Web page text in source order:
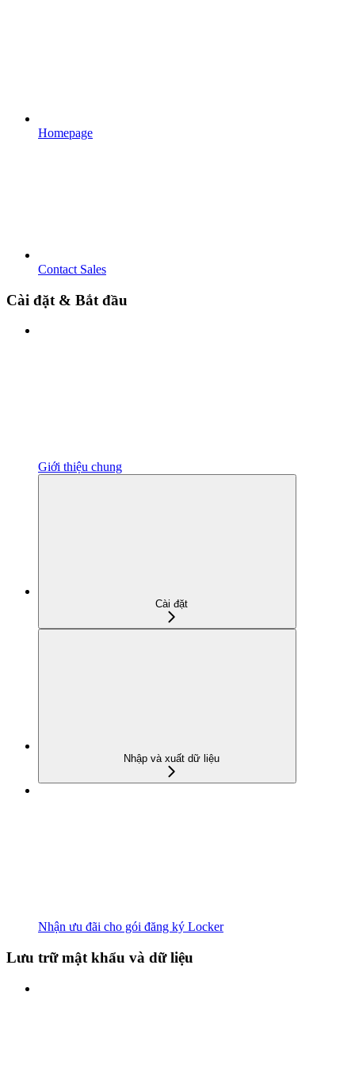
Homepage
Contact Sales
Cài đặt & Bắt đầu
Giới thiệu chung
Cài đặt
Nhập và xuất dữ liệu
Nhận ưu đãi cho gói đăng ký Locker
Lưu trữ mật khẩu và dữ liệu